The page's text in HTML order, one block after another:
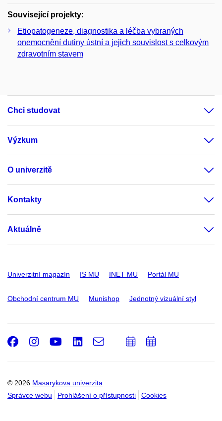
Související projekty:
Etiopatogeneze, diagnostika a léčba vybraných
onemocnění dutiny ústní a jejich souvislost s celkovým
zdravotním stavem
Chci studovat
Výzkum
O univerzitě
Kontakty
Aktuálně
Univerzitní magazín IS MU INET MU Portál MU
Obchodní centrum MU Munishop Jednotný vizuální styl
© 2026 Masarykova univerzita
Správce webu
Prohlášení o přístupnosti Cookies
Facebook
Instagram
Youtube
LinkedIn
e-
PřidatPřidat